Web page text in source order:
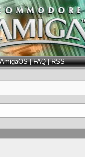
AmigaOS|FAQ|RSS